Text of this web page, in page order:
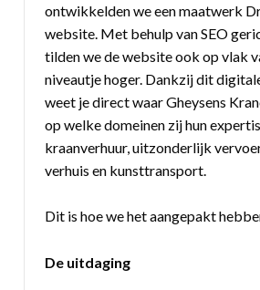
ontwikkelden we een maatwerk
website. Met behulp van SEO
tilden we de website ook op vlak
niveautje hoger. Dankzij dit
weet je direct waar Gheysens
op welke domeinen zij hun
kraanverhuur, uitzonderlijk
verhuis en kunsttransport.
Dit is hoe we het aangepakt
De uitdaging